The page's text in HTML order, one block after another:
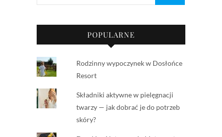
POPULARNE
Rodzinny wypoczynek w Dosłońce
Resort
Składniki aktywne w pielęgnacji
twarzy — jak dobrać je do potrzeb
skóry?